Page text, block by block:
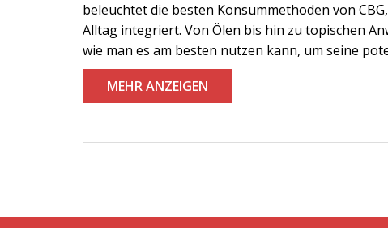
beleuchtet die besten Konsummethoden von
Alltag integriert. Von Ölen bis hin zu topischen
wie man es am besten nutzen kann, um seine
MEHR ANZEIGEN